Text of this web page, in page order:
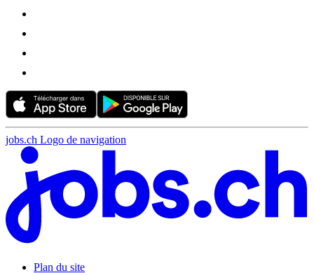
jobs.ch Logo de navigation
Plan du site